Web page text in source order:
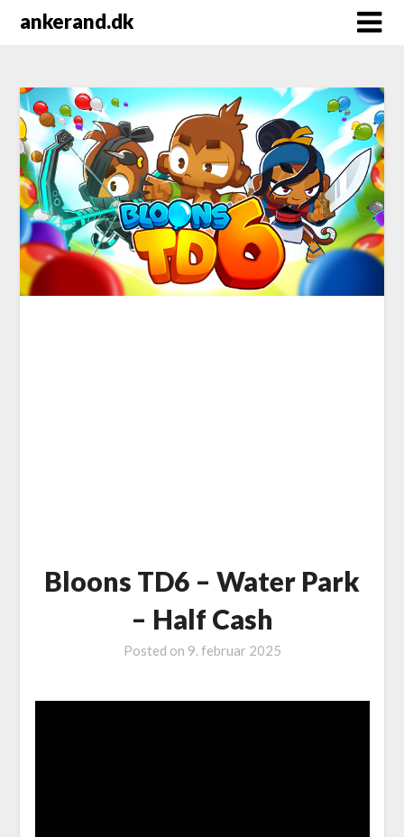
ankerand.dk
Bloons TD6 – Water Park
– Half Cash
Posted on 9. februar 2025